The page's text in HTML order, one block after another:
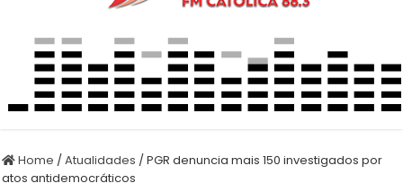
Home /Atualidades /PGR denuncia mais 150 investigados por
atos antidemocráticos